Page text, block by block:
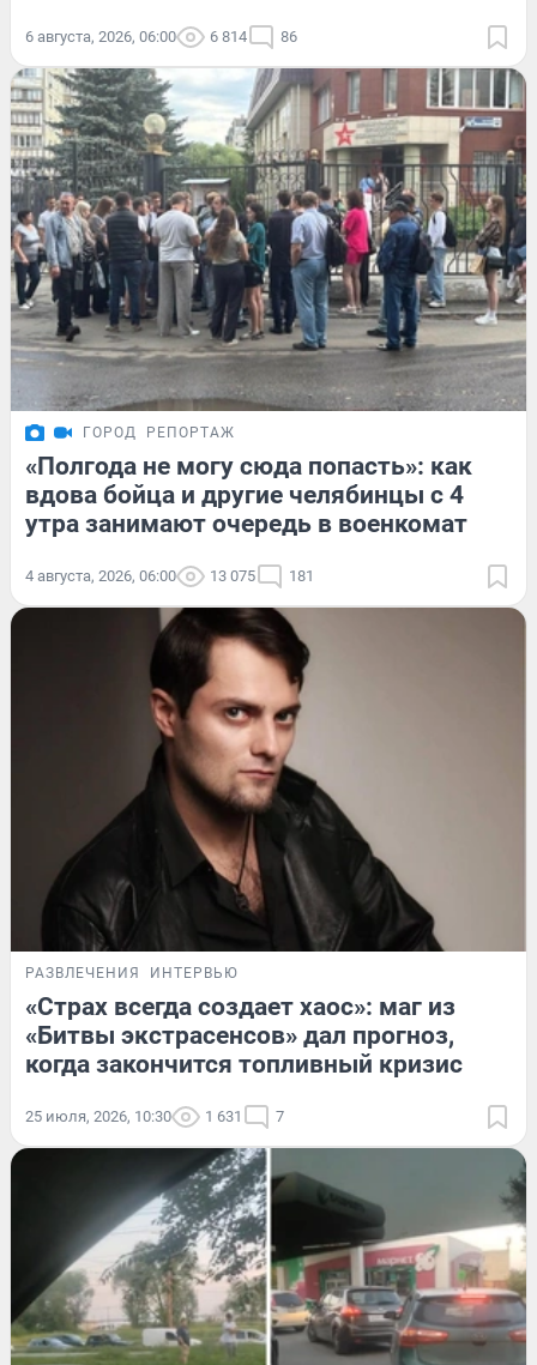
6 августа, 2026, 06:00 6 814 86
ГОРОД РЕПОРТАЖ
«Полгода не могу сюда попасть»: как
вдова бойца и другие челябинцы с 4
утра занимают очередь в военкомат
4 августа, 2026, 06:00 13 075 181
РАЗВЛЕЧЕНИЯ ИНТЕРВЬЮ
«Страх всегда создает хаос»: маг из
«Битвы экстрасенсов» дал прогноз,
когда закончится топливный кризис
25 июля, 2026, 10:30 1 631 7